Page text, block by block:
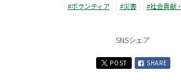
#ボランティア #災害 #社会貢献
SNSシェア
POST SHARE